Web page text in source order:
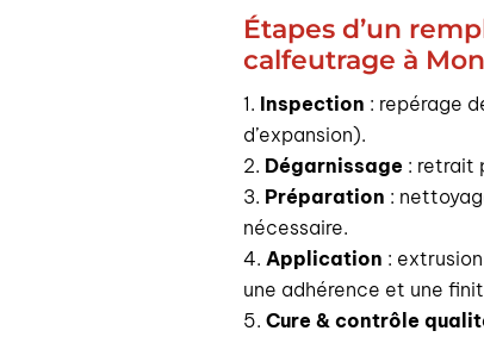
Étapes d’un
calfeutrage à
Inspection : repérage
d’expansion).
Dégarnissage : retrait
Préparation :
nécessaire.
Application :
une adhérence et une
Cure & contrôle